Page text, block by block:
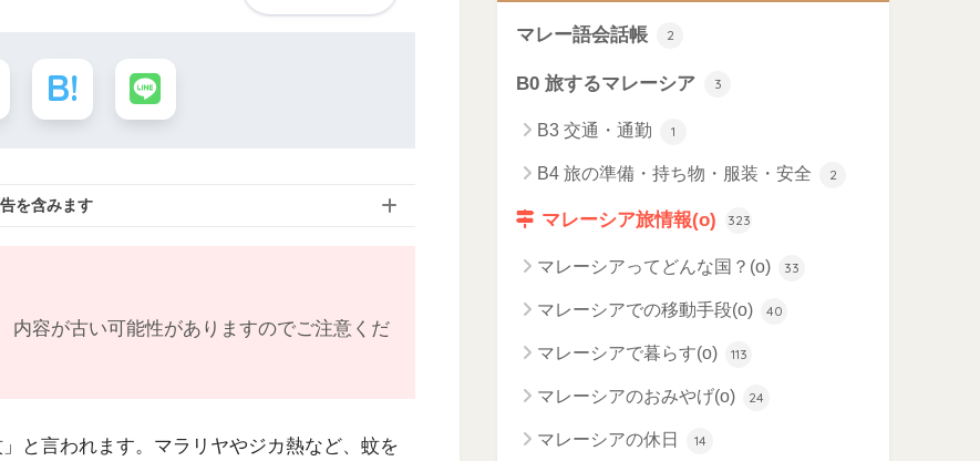
を含みます
内容が古い可能性がありますのでご注意くだ
と言われます。マラリヤやジカ熱など、蚊を
マレー語会話帳 2
B0 旅するマレーシア 3
B3 交通・通勤 1
B4 旅の準備・持ち物・服装・安全 2
マレーシア旅情報(o) 323
マレーシアってどんな国？(o) 33
マレーシアでの移動手段(o) 40
マレーシアで暮らす(o) 113
マレーシアのおみやげ(o) 24
マレーシアの休日 14